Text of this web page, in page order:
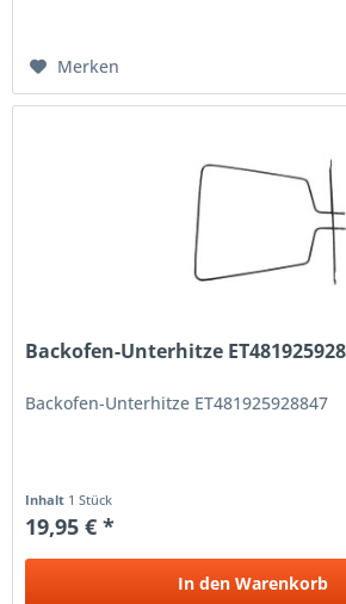
Merken
Backofen-Unterhitze
Backofen-Unterhitze ET481925928847
Inhalt 1 Stück
19,95 € *
In den Warenkorb